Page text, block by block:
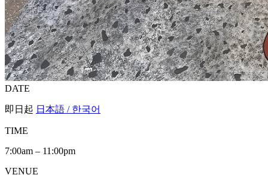
DATE
即日起 日本語 / 한국어
TIME
7:00am – 11:00pm
VENUE